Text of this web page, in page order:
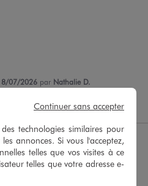
07/2026 par Nathalie D.
technologies similaires pour
annonces. Si vous l'acceptez,
telles que vos visites à ce
telles que votre adresse e-
Continuer sans accepter